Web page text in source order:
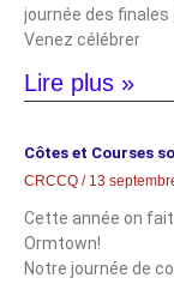
journée des finales
Venez célébrer
Lire plus »
Côtes et Courses
CRCCQ 13
Cette année on fait
Ormtown!
Notre journée de